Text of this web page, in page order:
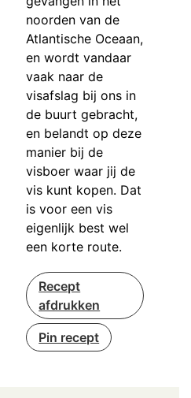
noorden van de
Atlantische Oceaan,
en wordt vandaar
vaak naar de
visafslag bij ons in
de buurt gebracht,
en belandt op deze
manier bij de
visboer waar jij de
vis kunt kopen. Dat
is voor een vis
eigenlijk best wel
een korte route.
Recept
afdrukken
Pin recept